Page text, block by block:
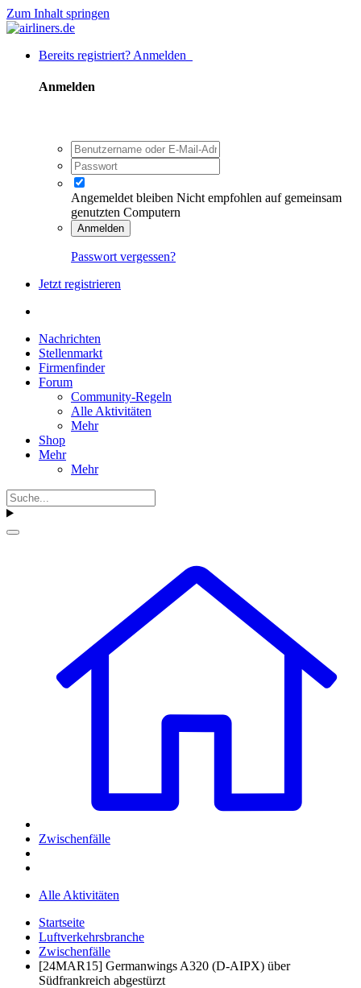
Zum Inhalt springen
Bereits registriert? Anmelden
Anmelden
Angemeldet bleiben Nicht empfohlen auf gemeinsam
genutzten Computern
Anmelden
Passwort vergessen?
Jetzt registrieren
Nachrichten
Stellenmarkt
Firmenfinder
Forum
Community-Regeln
Alle Aktivitäten
Mehr
Shop
Mehr
Mehr
Zwischenfälle
Alle Aktivitäten
Startseite
Luftverkehrsbranche
Zwischenfälle
[24MAR15] Germanwings A320 (D-AIPX) über
Südfrankreich abgestürzt